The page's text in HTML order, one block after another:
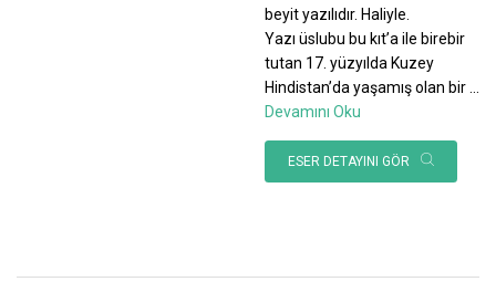
beyit yazılıdır. Haliyle.
Yazı üslubu bu kıt’a ile birebir
tutan 17. yüzyılda Kuzey
Hindistan’da yaşamış olan bir
Devamını Oku
ESER DETAYINI GÖR